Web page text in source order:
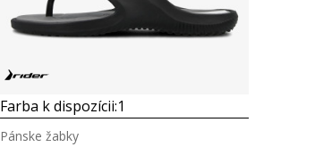
Farba k dispozícii:1
Pánske žabky